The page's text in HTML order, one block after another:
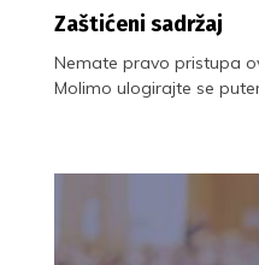
Zaštićeni sadržaj
Nemate pravo pristupa
Molimo ulogirajte se